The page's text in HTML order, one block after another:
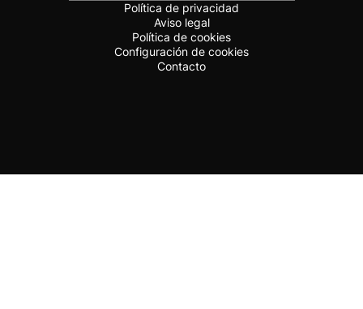
Política de privacidad
Aviso legal
Política de cookies
Configuración de cookies
Contacto